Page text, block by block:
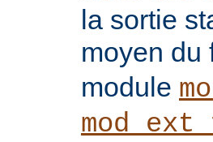
la sortie
moyen du
module